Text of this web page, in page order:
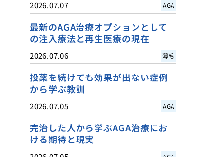
2026.07.07 AGA
最新のAGA治療オプションとして
の注入療法と再生医療の現在
2026.07.06 薄毛
投薬を続けても効果が出ない症例
から学ぶ教訓
2026.07.05 AGA
完治した人から学ぶAGA治療にお
ける期待と現実